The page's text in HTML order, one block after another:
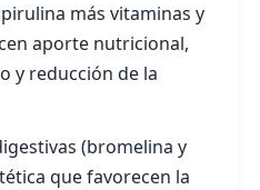
más vitaminas y
aporte nutricional,
y reducción de la
(bromelina y
que favorecen la